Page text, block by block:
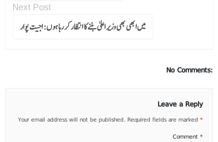
Next Post
میں ابھی بھی وزیر اعلیٰ بننے کا انتظار کر رہا ہوں: اجیت پوار
No Comments:
Leave a Reply
Your email address will not be published. Required fields are marked *
Comment *